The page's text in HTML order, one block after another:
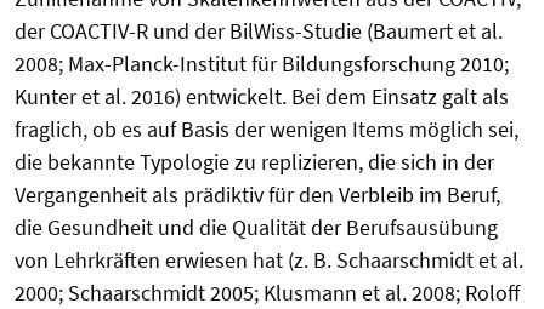
der COACTIV-R und der BilWiss-Studie (Baumert et al.
2008; Max-Planck-Institut für Bildungsforschung 2010;
Kunter et al. 2016) entwickelt. Bei dem Einsatz galt als
fraglich, ob es auf Basis der wenigen Items möglich sei,
die bekannte Typologie zu replizieren, die sich in der
Vergangenheit als prädiktiv für den Verbleib im Beruf,
die Gesundheit und die Qualität der Berufsausübung
von Lehrkräften erwiesen hat (z. B. Schaarschmidt et al.
2000; Schaarschmidt 2005; Klusmann et al. 2008; Roloff